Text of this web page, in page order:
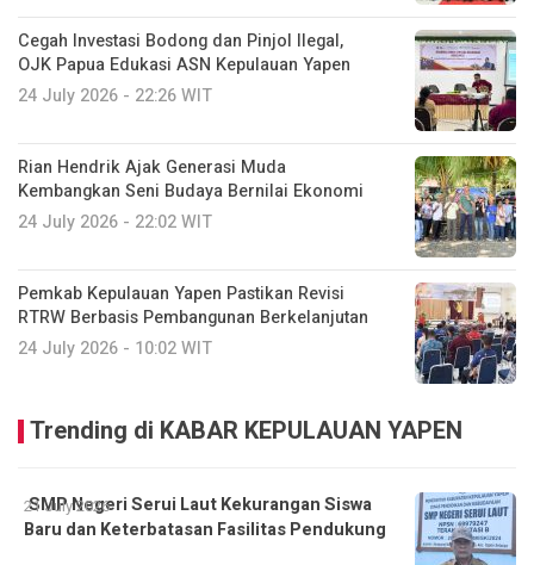
Cegah Investasi Bodong dan Pinjol Ilegal,
OJK Papua Edukasi ASN Kepulauan Yapen
24 July 2026 - 22:26 WIT
Rian Hendrik Ajak Generasi Muda
Kembangkan Seni Budaya Bernilai Ekonomi
24 July 2026 - 22:02 WIT
Pemkab Kepulauan Yapen Pastikan Revisi
RTRW Berbasis Pembangunan Berkelanjutan
24 July 2026 - 10:02 WIT
Trending di KABAR KEPULAUAN YAPEN
SMP Negeri Serui Laut Kekurangan Siswa
Baru dan Keterbatasan Fasilitas Pendukung
21 July 2026